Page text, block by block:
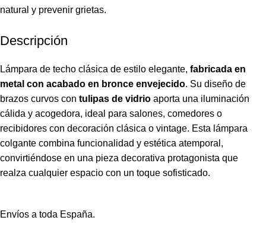
natural y prevenir grietas.
Descripción
Lámpara de techo clásica de estilo elegante, fabricada en
metal con acabado en bronce envejecido. Su diseño de
brazos curvos con tulipas de vidrio aporta una iluminación
cálida y acogedora, ideal para salones, comedores o
recibidores con decoración clásica o vintage. Esta lámpara
colgante combina funcionalidad y estética atemporal,
convirtiéndose en una pieza decorativa protagonista que
realza cualquier espacio con un toque sofisticado.
Envíos a toda España.